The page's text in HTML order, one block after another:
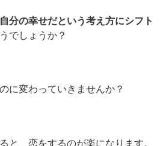
分の幸せだという考え方にシフト
でしょうか？
に変わっていきませんか？
と、恋をするのが楽になります。